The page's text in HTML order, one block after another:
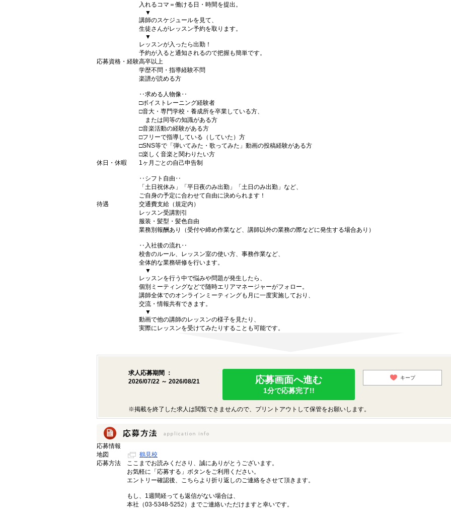
入れるコマ＝働ける日・時間を提出。
▼
講師のスケジュールを見て、
生徒さんがレッスン予約を取ります。
▼
レッスンが入ったら出勤！
予約が入ると通知されるので把握も簡単です。
応募資格・経験高卒以上
学歴不問・指導経験不問
楽譜が読める方
‥求める人物像‥
□ボイストレーニング経験者
□音大・専門学校・養成所を卒業している方、
または同等の知識がある方
□音楽活動の経験がある方
□フリーで指導している（していた）方
□SNS等で「弾いてみた・歌ってみた」動画の投稿経験がある方
□楽しく音楽と関わりたい方
休日・休暇
1ヶ月ごとの自己申告制
‥シフト自由‥
「土日祝休み」「平日夜のみ出勤」「土日のみ出勤」など、
ご自身の予定に合わせて自由に決められます！
待遇
交通費支給（規定内）
レッスン受講割引
服装・髪型・髪色自由
業務別報酬あり（受付や締め作業など、講師以外の業務の際などに発生する場合あり）
‥入社後の流れ‥
校舎のルール、レッスン室の使い方、事務作業など、
全体的な業務研修を行います。
▼
レッスンを行う中で悩みや問題が発生したら、
個別ミーティングなどで随時エリアマネージャーがフォロー。
講師全体でのオンラインミーティングも月に一度実施しており、
交流・情報共有できます。
▼
動画で他の講師のレッスンの様子を見たり、
実際にレッスンを受けてみたりすることも可能です。
求人応募期間 ：
2026/07/22 ～ 2026/08/21
応募画面へ進む
1分で応募完了!!
キープ
※掲載を終了した求人は閲覧できませんので、プリントアウトして保管をお願いします。
応募情報
地図
鶴見校
応募方法
ここまでお読みくださり、誠にありがとうございます。
お気軽に「応募する」ボタンをご利用ください。
エントリー確認後、こちらより折り返しのご連絡をさせて頂きます。
もし、1週間経っても返信がない場合は、
本社（03-5348-5252）までご連絡いただけますと幸いです。